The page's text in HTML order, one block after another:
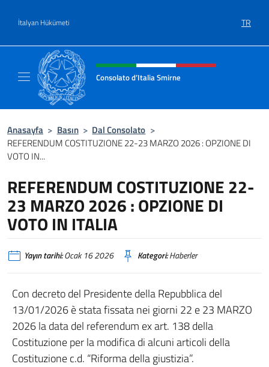
İtalyan Hükümeti TR
Site başlığı, sosyal medya ve
Consolato d’Italia Smirne
Anasayfa > Basın > Dal Consolato >
REFERENDUM COSTITUZIONE 22-23 MARZO 2026 : OPZIONE DI
VOTO IN...
REFERENDUM COSTITUZIONE 22-
23 MARZO 2026 : OPZIONE DI
VOTO IN ITALIA
Yayın tarihi:Ocak 16 2026 Kategori:Haberler
Con decreto del Presidente della Repubblica del
13/01/2026 è stata fissata nei giorni 22 e 23 MARZO
2026 la data del referendum ex art. 138 della
Costituzione per la modifica di alcuni articoli della
Costituzione c.d. “Riforma della giustizia”.